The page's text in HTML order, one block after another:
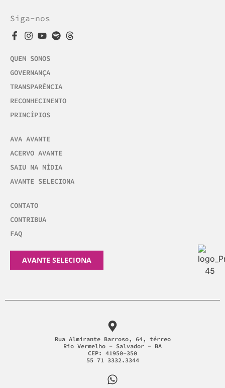
Siga-nos
QUEM SOMOS
GOVERNANÇA
TRANSPARÊNCIA
RECONHECIMENTO
PRINCÍPIOS
AVA AVANTE
ACERVO AVANTE
SAIU NA MÍDIA
AVANTE SELECIONA
CONTATO
CONTRIBUA
FAQ
AVANTE SELECIONA
Rua Almirante Barroso, 64, térreo
Rio Vermelho - Salvador - BA
CEP: 41950-350
55 71 3332.3344